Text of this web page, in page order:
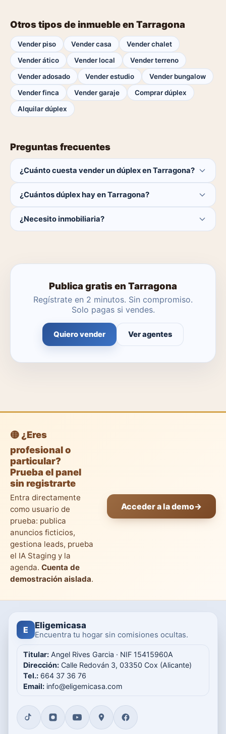
Otros tipos de inmueble en Tarragona
Vender piso Vender casa
Vender chalet
Vender ático
Vender local
Vender terreno
Vender adosado
Vender estudio
Vender bungalow
Vender finca
Vender garaje
Comprar dúplex
Alquilar dúplex
Preguntas frecuentes
¿Cuánto cuesta vender un dúplex en Tarragona?
cierra la venta.
¿Cuántos dúplex hay en Tarragona?
catálogo se actualiza a diario.
¿Necesito inmobiliaria?
Publica gratis en Tarragona
Regístrate en 2 minutos. Sin compromiso.
Solo pagas si vendes.
Quiero vender Ver agentes
🟡 ¿Eres
profesional o
particular?
Prueba el panel
sin registrarte
Entra directamente
como usuario de
prueba: publica
anuncios ficticios,
gestiona leads, prueba
el IA Staging y la
agenda. Cuenta de
demostración aislada.
Acceder a la demo→
E Eligemicasa
Encuentra tu hogar sin comisiones ocultas.
Titular: Angel Rives Garcia · NIF 15415960A
Dirección: Calle Redován 3, 03350 Cox (Alicante)
Tel.: 664 37 36 76
Email: info@eligemicasa.com